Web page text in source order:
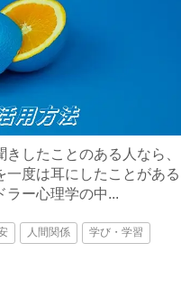
したことのある人なら、
一度は耳にしたことがある
ラー心理学の中...
人間関係 学び・学習